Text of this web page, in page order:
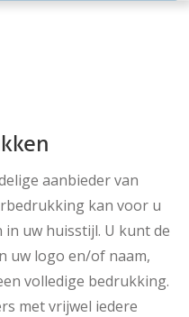
aanbieder van
kan voor u
uw huisstijl. U kunt de
uw logo en/of naam,
volledige bedrukking.
met vrijwel iedere